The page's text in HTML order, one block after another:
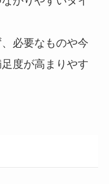
必要なものや今
度が高まりやす